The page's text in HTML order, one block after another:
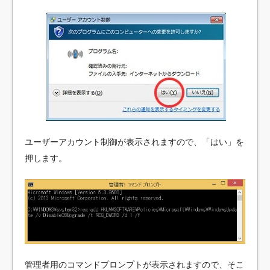
ユーザーアカウント制御が表示されますので、「はい」を
押します。
管理者用のコマンドプロンプトが表示されますので、そこ